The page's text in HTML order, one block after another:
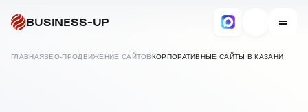
BUSINESS-UP
ГЛАВНАЯSEO-ПРОДВИЖЕНИЕ САЙТОВКОРПОРАТИВНЫЕ САЙТЫ В КАЗАНИ